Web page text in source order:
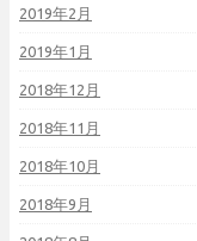
2019年2月
2019年1月
2018年12月
2018年11月
2018年10月
2018年9月